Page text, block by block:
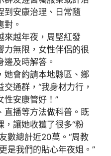
到安康治理、日常隨
對。
越年夜，周堅紅發
力無限，女性伴侶的很
及時解答。
會約請本地縣區、鄉
通群，“我身材力行，
性安康管好！”
播等方法做科普。既
，讓她收獲了很多“粉
數總計近20萬。“周教
是我們的貼心年夜姐。”